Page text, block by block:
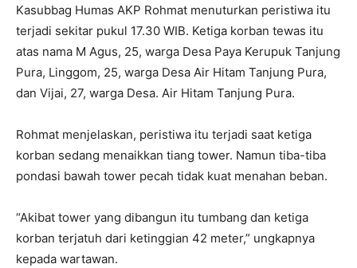
Kasubbag Humas AKP Rohmat menuturkan peristiwa itu
terjadi sekitar pukul 17.30 WIB. Ketiga korban tewas itu
atas nama M Agus, 25, warga Desa Paya Kerupuk Tanjung
Pura, Linggom, 25, warga Desa Air Hitam Tanjung Pura,
dan Vijai, 27, warga Desa. Air Hitam Tanjung Pura.
Rohmat menjelaskan, peristiwa itu terjadi saat ketiga
korban sedang menaikkan tiang tower. Namun tiba-tiba
pondasi bawah tower pecah tidak kuat menahan beban.
“Akibat tower yang dibangun itu tumbang dan ketiga
korban terjatuh dari ketinggian 42 meter,” ungkapnya
kepada wartawan.